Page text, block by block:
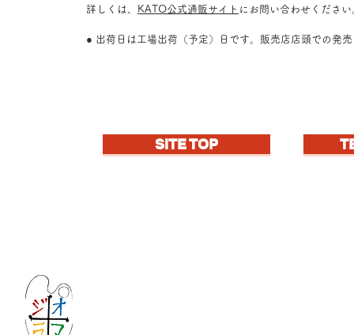
詳しくは、
KATO公式通販サイト にお問い合わせください
● 出荷日は工場出荷（予定）日です。販売店店頭での発
SITE TOP